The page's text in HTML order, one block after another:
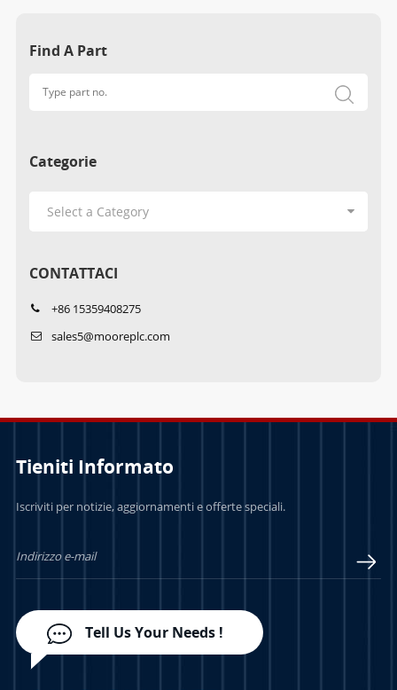
Find A Part
Categorie
CONTATTACI
+86 15359408275
sales5@mooreplc.com
Tieniti Informato
Iscriviti per notizie, aggiornamenti e offerte speciali.
Tell Us Your Needs !